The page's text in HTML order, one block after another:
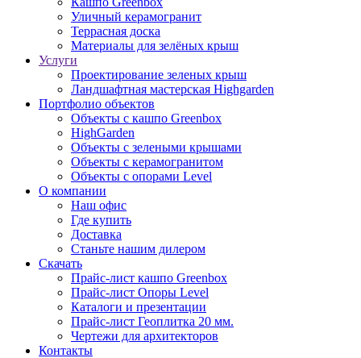
Уличный керамогранит
Террасная доска
Материалы для зелёных крыш
Услуги
Проектирование зеленых крыш
Ландшафтная мастерская Highgarden
Портфолио объектов
Объекты с кашпо Greenbox
HighGarden
Объекты с зелеными крышами
Объекты с керамогранитом
Объекты с опорами Level
О компании
Наш офис
Где купить
Доставка
Станьте нашим дилером
Скачать
Прайс-лист кашпо Greenbox
Прайс-лист Опоры Level
Каталоги и презентации
Прайс-лист Геоплитка 20 мм.
Чертежи для архитекторов
Контакты